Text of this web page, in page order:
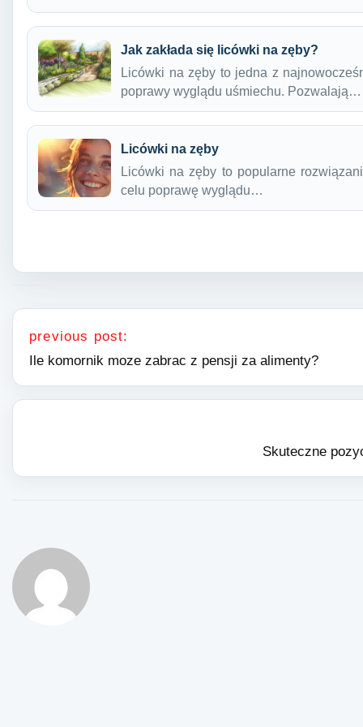
Jak zakłada się licówki na zęby?
Licówki na zęby to jedna z
poprawy wyglądu uśmiechu. Pozwalają…
Licówki na zęby
Licówki na zęby to popularne
celu poprawę wyglądu…
Nawigacja wpisu
previous post:
Ile komornik moze zabrac z pensji za alimenty?
Skuteczne